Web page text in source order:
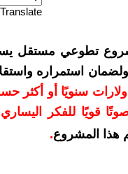
Translate
تطوعي مستقل
استمراره
بمبلغ 10 دولارات
قويًا للفكر
هذا المشروع.